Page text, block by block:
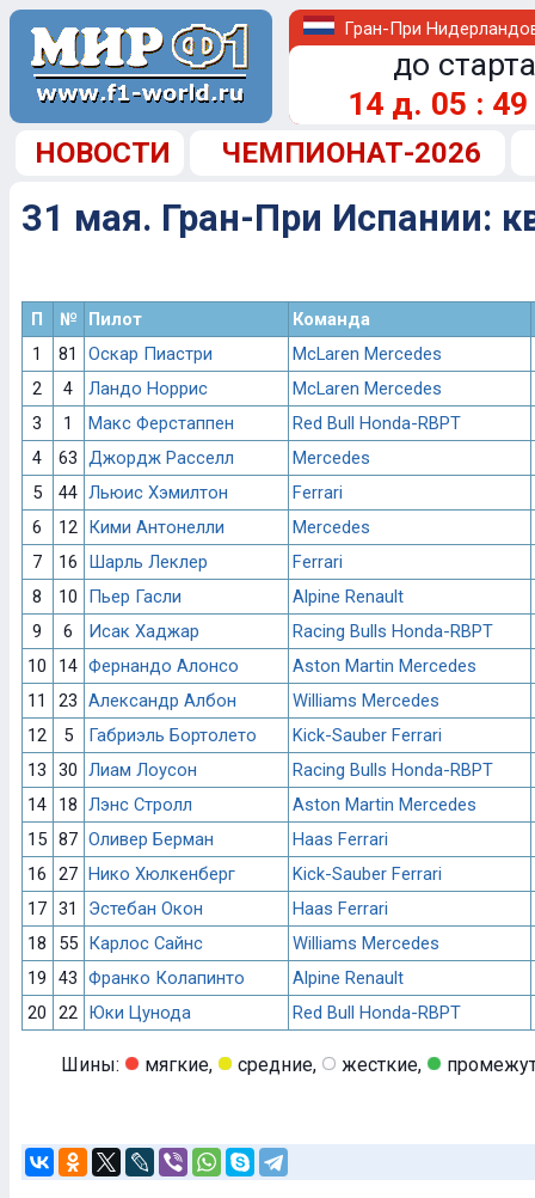
Гран-При
до
14 д. 05 : 49
НОВОСТИ ЧЕМПИОНАТ-2026
31 мая. Гран-При Испании:
П № Пилот
Команда
1
81 Оскар Пиастри
McLaren Mercedes
2
4 Ландо Норрис
McLaren Mercedes
3
1 Макс Ферстаппен
Red Bull Honda-RBPT
4
63 Джордж Расселл
Mercedes
5
44 Льюис Хэмилтон
Ferrari
6
12 Кими Антонелли
Mercedes
7
16 Шарль Леклер
Ferrari
8
10 Пьер Гасли
Alpine Renault
9
6 Исак Хаджар
Racing Bulls Honda-RBPT
10
14 Фернандо Алонсо
Aston Martin Mercedes
11
23 Александр Албон
Williams Mercedes
12
5 Габриэль Бортолето
Kick-Sauber Ferrari
13
30 Лиам Лоусон
Racing Bulls Honda-RBPT
14
18 Лэнс Стролл
Aston Martin Mercedes
15 87 Оливер Берман
Haas Ferrari
16
27 Нико Хюлкенберг
Kick-Sauber Ferrari
17 31 Эстебан Окон
Haas Ferrari
18
55 Карлос Сайнс
Williams Mercedes
19
43 Франко Колапинто
Alpine Renault
20
22 Юки Цунода Red Bull Honda-RBPT
Шины: мягкие, средние, жесткие,